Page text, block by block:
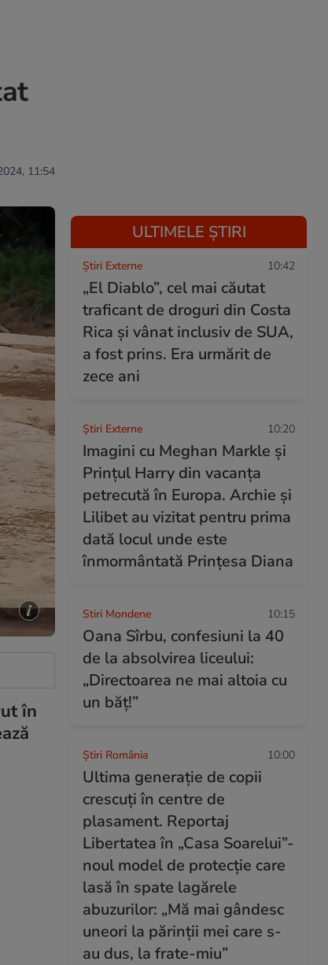
11:54
în
ULTIMELE ȘTIRI
Știri Externe 10:42
„El Diablo”, cel mai căutat
traficant de droguri din Costa
Rica și vânat inclusiv de SUA,
a fost prins. Era urmărit de
zece ani
Știri Externe 10:20
Imagini cu Meghan Markle și
Prințul Harry din vacanța
petrecută în Europa. Archie și
Lilibet au vizitat pentru prima
dată locul unde este
înmormântată Prințesa Diana
Stiri Mondene 10:15
Oana Sîrbu, confesiuni la 40
de la absolvirea liceului:
„Directoarea ne mai altoia cu
un băț!”
Știri România 10:00
Ultima generație de copii
crescuți în centre de
plasament. Reportaj
Libertatea în „Casa Soarelui”-
noul model de protecție care
lasă în spate lagărele
abuzurilor: „Mă mai gândesc
uneori la părinții mei care s-
au dus, la frate-miu”